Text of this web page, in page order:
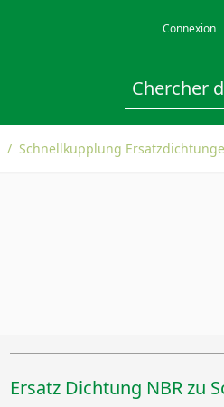
Connexion
/ Schnellkupplung
Ersatz Dichtung NBR zu